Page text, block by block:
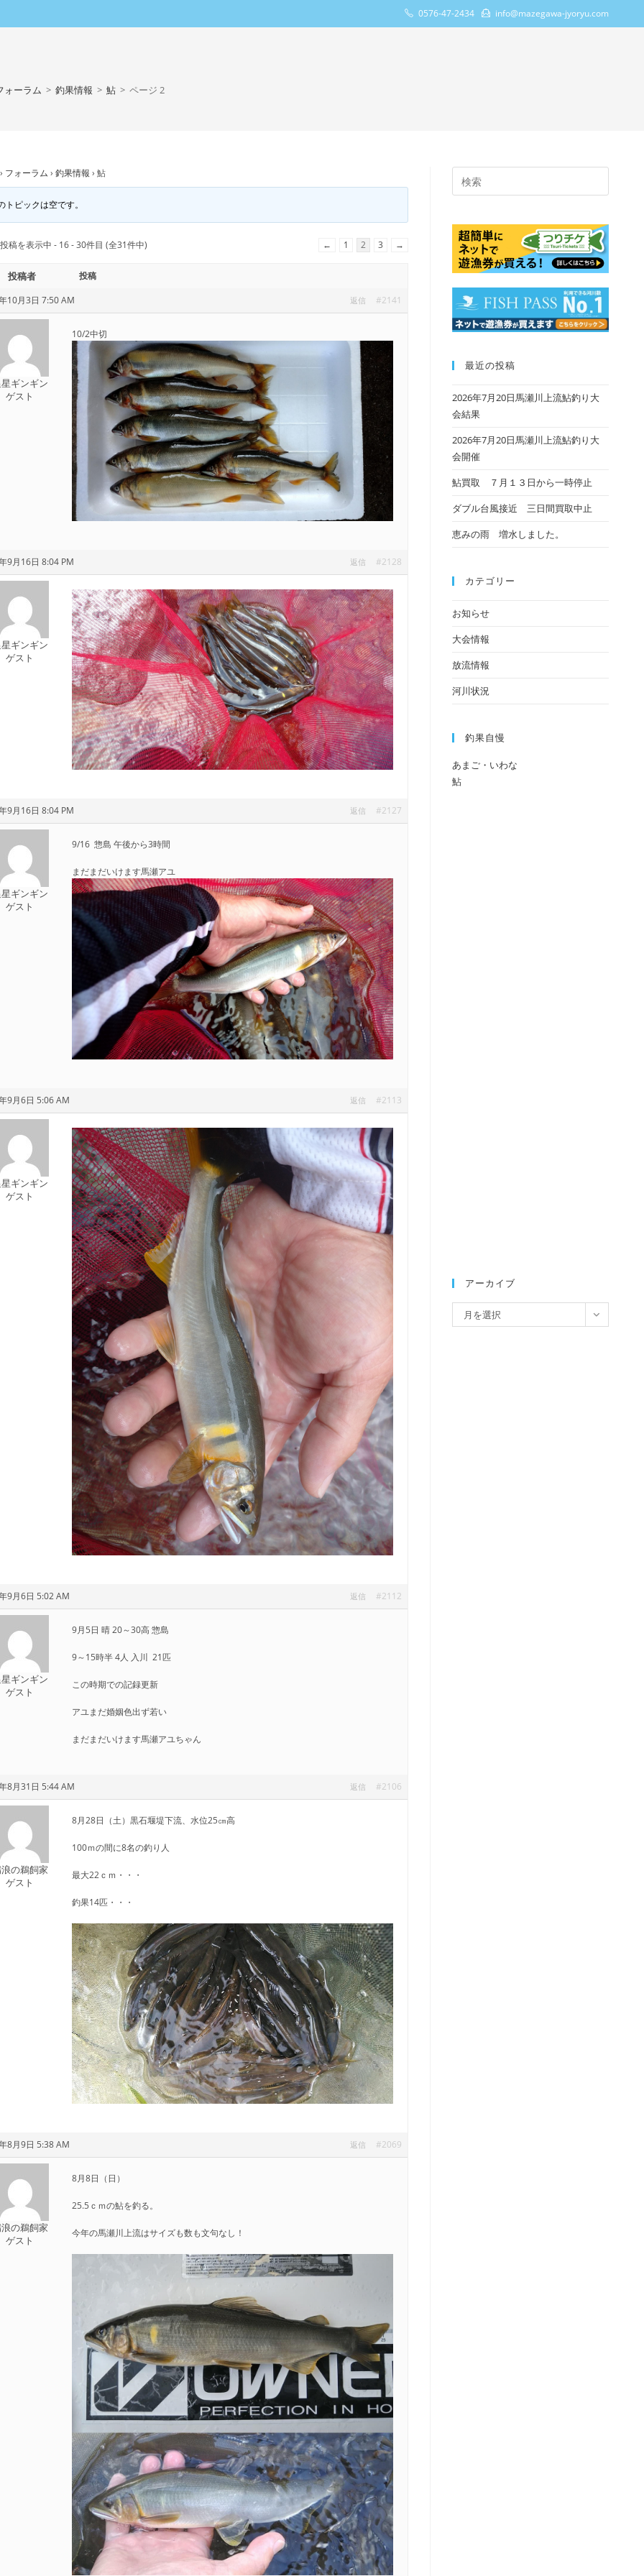
0576-47-2434 info@mazegawa-jyoryu.com
ォーラム > 釣果情報 > 鮎 > ページ 2
› フォーラム › 釣果情報 › 鮎
トピックは空です。
稿を表示中 - 16 - 30件目 (全31件中) ← 1 2 3 →
投稿者
投稿
10月3日 7:50 AM
#2141
返信
ギンギン
ゲスト
10/2中切
9月16日 8:04 PM #2128
返信
ギンギン
ゲスト
9月16日 8:04 PM #2127
返信
ギンギン
ゲスト
9/16 惣島 午後から3時間
まだまだいけます馬瀬アユ
9月6日 5:06 AM #2113
返信
ギンギン
ゲスト
9月6日 5:02 AM #2112
返信
ギンギン
ゲスト
9月5日 晴 20～30高 惣島
9～15時半 4人 入川 21匹
この時期での記録更新
アユまだ婚姻色出ず若い
まだまだいけます馬瀬アユちゃん
8月31日 5:44 AM #2106
返信
の鵜飼家
ゲスト
8月28日（土）黒石堰堤下流、水位25㎝高
100ｍの間に8名の釣り人
最大22ｃｍ・・・
釣果14匹・・・
8月9日 5:38 AM #2069
返信
の鵜飼家
ゲスト
8月8日（日）
25.5ｃｍの鮎を釣る。
今年の馬瀬川上流はサイズも数も文句なし！
Escape
close
最近の投稿
2026年7月20日馬瀬川上流鮎釣り大
会結果
2026年7月20日馬瀬川上流鮎釣り大
会開催
鮎買取 ７月１３日から一時停止
ダブル台風接近 三日間買取中止
恵みの雨 増水しました。
カテゴリー
お知らせ
大会情報
放流情報
河川状況
釣果自慢
あまご・いわな
鮎
アーカイブ
ー
月を選択